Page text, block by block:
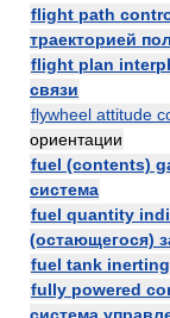
flight path
траекторией
flight plan
связи
flywheel attitude
ориентации
fuel (contents)
система
fuel quantity
(остающегося)
fuel tank
fully powered